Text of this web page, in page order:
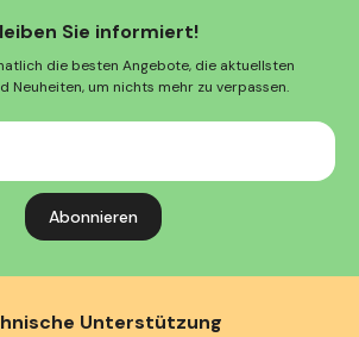
Sie informiert!
die besten Angebote, die aktuellsten
Neuheiten, um nichts mehr zu verpassen.
Unterstützung